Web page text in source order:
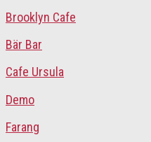
Brooklyn Cafe
Bär Bar
Cafe Ursula
Demo
Farang